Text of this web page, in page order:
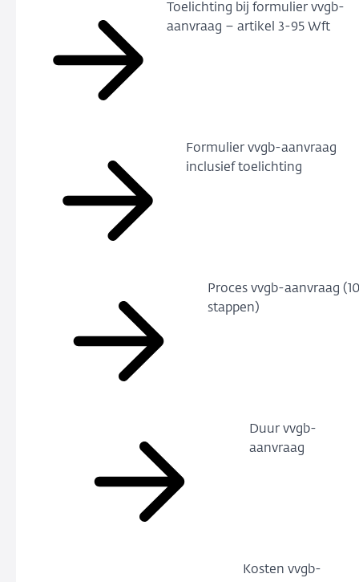
Toelichting bij formulier vvgb-
aanvraag – artikel 3-95 Wft
Formulier vvgb-aanvraag
inclusief toelichting
Proces vvgb-aanvraag
stappen)
Duur vvgb-
aanvraag
Kosten vvgb-